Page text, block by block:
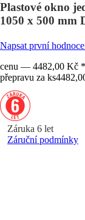
Plastové okno
1050 x 500 mm
Napsat první
cenu — 4482,00 Kč *
přepravu za ks
Záruka 6 let
Záruční podmínky